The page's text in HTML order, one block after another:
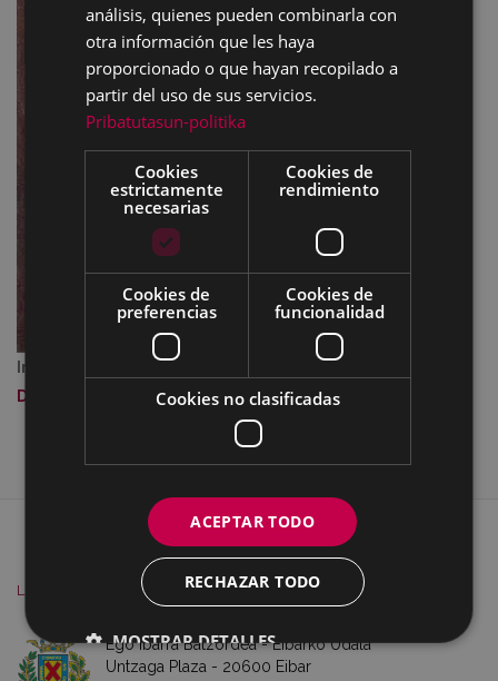
Imagen a tamaño completo:
Descargar
ACCESIBILIDAD
SOBRE NOSOTROS
AVISO
LEGAL
Ego Ibarra Batzordea - Eibarko Udala
Untzaga Plaza - 20600 Eibar
análisis, quienes pueden combinarla con
otra información que les haya
proporcionado o que hayan recopilado a
partir del uso de sus servicios.
Pribatutasun-politika
Cookies
estrictamente
necesarias
Cookies de
rendimiento
Cookies de
preferencias
Cookies de
funcionalidad
Cookies no clasificadas
ACEPTAR TODO
RECHAZAR TODO
MOSTRAR DETALLES